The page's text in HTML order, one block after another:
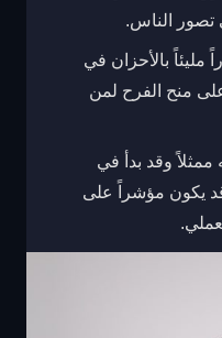
تصور الناس.
مليئاً بالأحزان في
منح الفرح لمن
وقد بدأ في
يكون مؤشراً على